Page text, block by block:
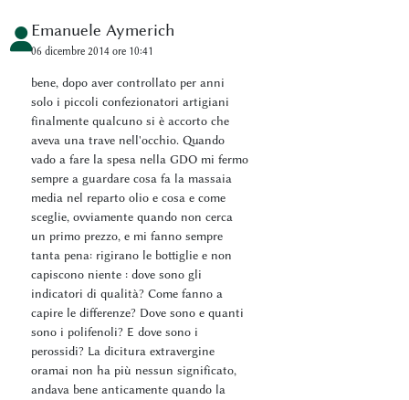
Emanuele Aymerich
06 dicembre 2014 ore 10:41
bene, dopo aver controllato per anni
solo i piccoli confezionatori artigiani
finalmente qualcuno si è accorto che
aveva una trave nell'occhio. Quando
vado a fare la spesa nella GDO mi fermo
sempre a guardare cosa fa la massaia
media nel reparto olio e cosa e come
sceglie, ovviamente quando non cerca
un primo prezzo, e mi fanno sempre
tanta pena: rigirano le bottiglie e non
capiscono niente : dove sono gli
indicatori di qualità? Come fanno a
capire le differenze? Dove sono e quanti
sono i polifenoli? E dove sono i
perossidi? La dicitura extravergine
oramai non ha più nessun significato,
andava bene anticamente quando la